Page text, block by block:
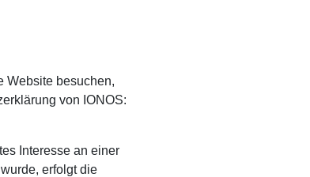
Website besuchen,
von IONOS:
Interesse an einer
erfolgt die